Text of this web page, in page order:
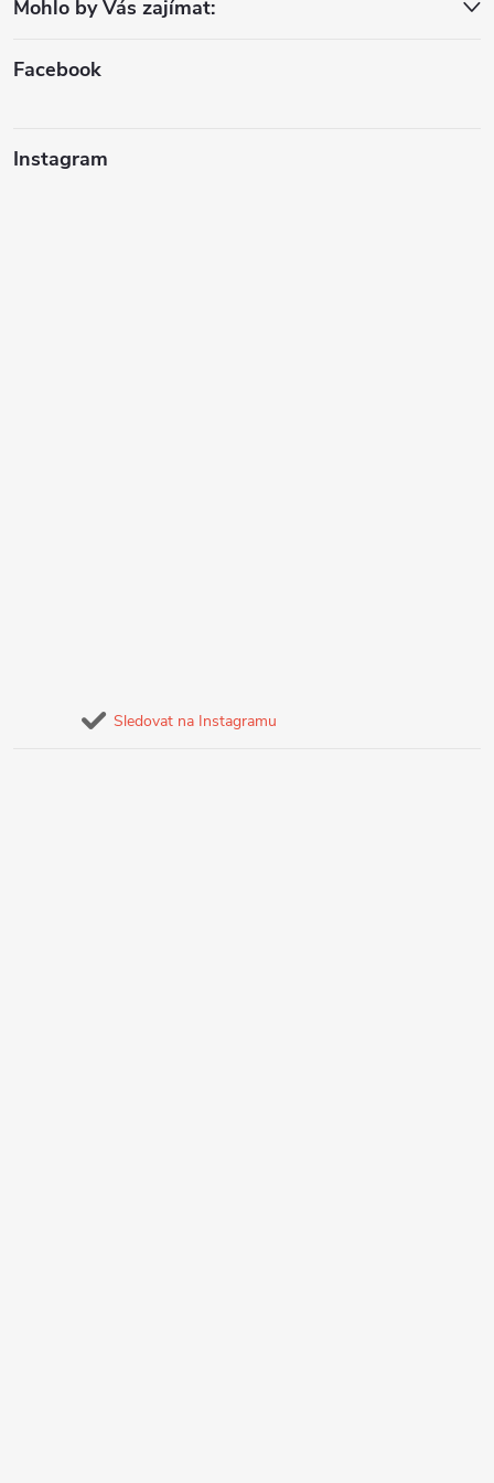
Mohlo by Vás zajímat:
Facebook
Instagram
Sledovat na Instagramu